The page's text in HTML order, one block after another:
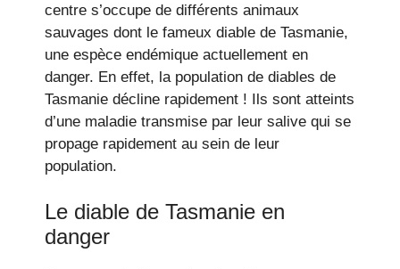
centre s’occupe de différents animaux
sauvages dont le fameux diable de Tasmanie,
une espèce endémique actuellement en
danger. En effet, la population de diables de
Tasmanie décline rapidement ! Ils sont atteints
d’une maladie transmise par leur salive qui se
propage rapidement au sein de leur
population.
Le diable de Tasmanie en
danger